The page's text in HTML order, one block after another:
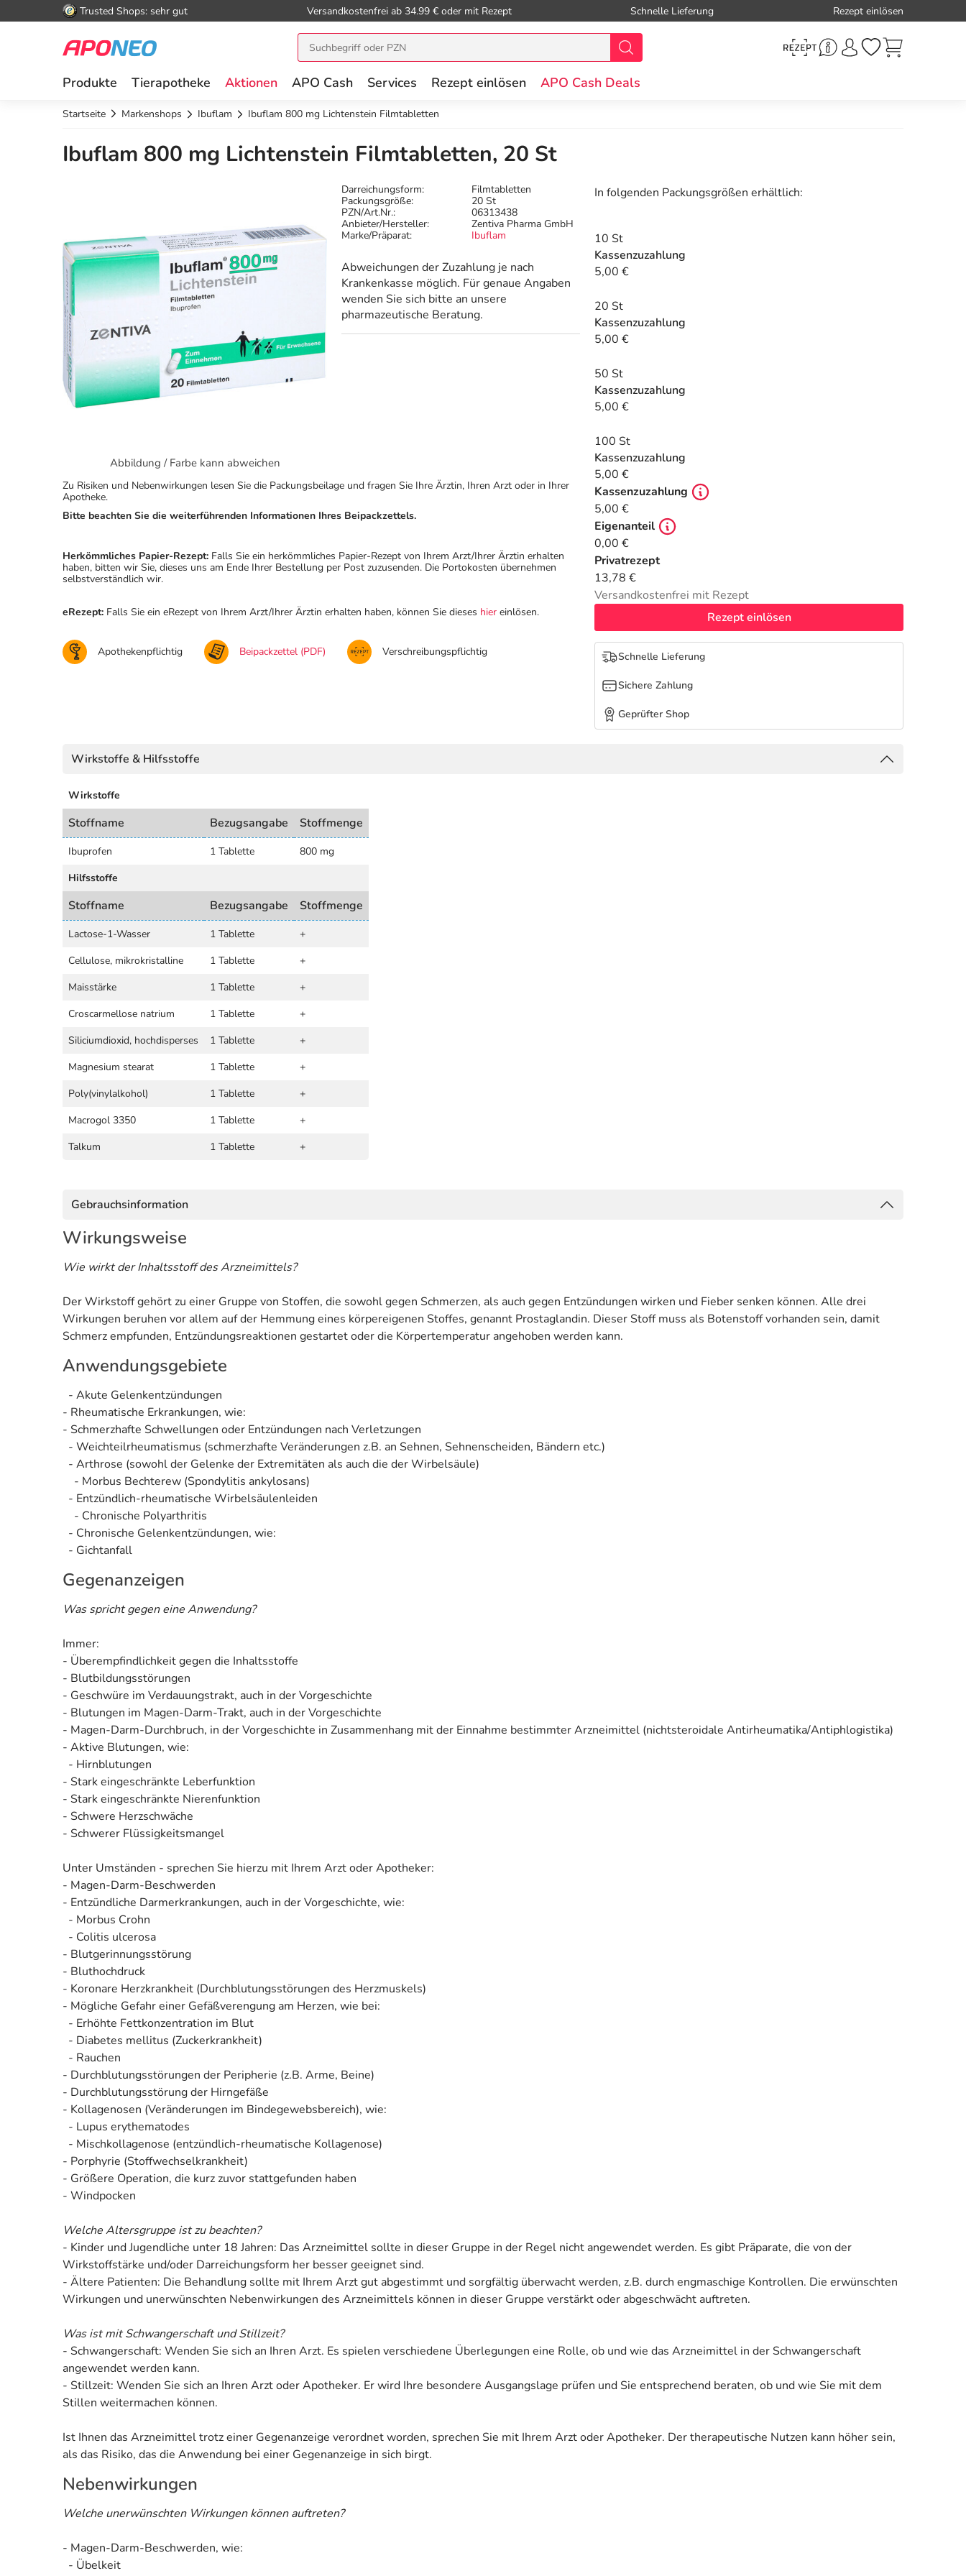
Trusted Shops: sehr gut Versandkostenfrei ab 34.99 € oder mit Rezept Schnelle Lieferung Rezept einlösen
Produkte Tierapotheke Aktionen APO Cash Services Rezept einlösen APO Cash Deals
Startseite Markenshops Ibuflam Ibuflam 800 mg Lichtenstein Filmtabletten
Ibuflam 800 mg Lichtenstein Filmtabletten, 20 St
Abbildung / Farbe kann abweichen
Darreichungsform:
Filmtabletten
Packungsgröße:
20 St
PZN/Art.Nr.:
06313438
Anbieter/Hersteller:
Zentiva Pharma GmbH
Marke/Präparat:
Ibuflam
Abweichungen der Zuzahlung je nach
Krankenkasse möglich. Für genaue Angaben
wenden Sie sich bitte an unsere
pharmazeutische Beratung.
In folgenden Packungsgrößen erhältlich:
10 St
Kassenzuzahlung
5,00 €
20 St
Kassenzuzahlung
5,00 €
50 St
Kassenzuzahlung
5,00 €
100 St
Kassenzuzahlung
5,00 €
Kassenzuzahlung
5,00 €
Eigenanteil
0,00 €
Privatrezept
13,78 €
Versandkostenfrei mit Rezept
Rezept einlösen
Schnelle Lieferung
Sichere Zahlung
Geprüfter Shop
Zu Risiken und Nebenwirkungen lesen Sie die Packungsbeilage und fragen Sie Ihre Ärztin, Ihren Arzt oder in Ihrer
Apotheke.
Bitte beachten Sie die weiterführenden Informationen Ihres Beipackzettels.
Herkömmliches Papier-Rezept: Falls Sie ein herkömmliches Papier-Rezept von Ihrem Arzt/Ihrer Ärztin erhalten
haben, bitten wir Sie, dieses uns am Ende Ihrer Bestellung per Post zuzusenden. Die Portokosten übernehmen
selbstverständlich wir.
eRezept: Falls Sie ein eRezept von Ihrem Arzt/Ihrer Ärztin erhalten haben, können Sie dieses hier einlösen.
Apothekenpflichtig Beipackzettel (PDF) Verschreibungspflichtig
Wirkstoffe & Hilfsstoffe
Wirkstoffe
Stoffname Bezugsangabe Stoffmenge
Ibuprofen 1 Tablette
800 mg
Hilfsstoffe
Stoffname Bezugsangabe Stoffmenge
Lactose-1-Wasser 1 Tablette
+
Cellulose, mikrokristalline
1 Tablette
+
Maisstärke
1 Tablette
+
Croscarmellose natrium
1 Tablette
+
Siliciumdioxid, hochdisperses
1 Tablette
+
Magnesium stearat
1 Tablette
+
Poly(vinylalkohol)
1 Tablette
+
Macrogol 3350
1 Tablette
+
Talkum
1 Tablette +
Gebrauchsinformation
Wirkungsweise
Wie wirkt der Inhaltsstoff des Arzneimittels?
Der Wirkstoff gehört zu einer Gruppe von Stoffen, die sowohl gegen Schmerzen, als auch gegen Entzündungen wirken und Fieber senken können. Alle drei
Wirkungen beruhen vor allem auf der Hemmung eines körpereigenen Stoffes, genannt Prostaglandin. Dieser Stoff muss als Botenstoff vorhanden sein, damit
Schmerz empfunden, Entzündungsreaktionen gestartet oder die Körpertemperatur angehoben werden kann.
Anwendungsgebiete
- Akute Gelenkentzündungen
- Rheumatische Erkrankungen, wie:
- Schmerzhafte Schwellungen oder Entzündungen nach Verletzungen
- Weichteilrheumatismus (schmerzhafte Veränderungen z.B. an Sehnen, Sehnenscheiden, Bändern etc.)
- Arthrose (sowohl der Gelenke der Extremitäten als auch die der Wirbelsäule)
- Morbus Bechterew (Spondylitis ankylosans)
- Entzündlich-rheumatische Wirbelsäulenleiden
- Chronische Polyarthritis
- Chronische Gelenkentzündungen, wie:
- Gichtanfall
Gegenanzeigen
Was spricht gegen eine Anwendung?
Immer:
- Überempfindlichkeit gegen die Inhaltsstoffe
- Blutbildungsstörungen
- Geschwüre im Verdauungstrakt, auch in der Vorgeschichte
- Blutungen im Magen-Darm-Trakt, auch in der Vorgeschichte
- Magen-Darm-Durchbruch, in der Vorgeschichte in Zusammenhang mit der Einnahme bestimmter Arzneimittel (nichtsteroidale Antirheumatika/Antiphlogistika)
- Aktive Blutungen, wie:
- Hirnblutungen
- Stark eingeschränkte Leberfunktion
- Stark eingeschränkte Nierenfunktion
- Schwere Herzschwäche
- Schwerer Flüssigkeitsmangel
Unter Umständen - sprechen Sie hierzu mit Ihrem Arzt oder Apotheker:
- Magen-Darm-Beschwerden
- Entzündliche Darmerkrankungen, auch in der Vorgeschichte, wie:
- Morbus Crohn
- Colitis ulcerosa
- Blutgerinnungsstörung
- Bluthochdruck
- Koronare Herzkrankheit (Durchblutungsstörungen des Herzmuskels)
- Mögliche Gefahr einer Gefäßverengung am Herzen, wie bei:
- Erhöhte Fettkonzentration im Blut
- Diabetes mellitus (Zuckerkrankheit)
- Rauchen
- Durchblutungsstörungen der Peripherie (z.B. Arme, Beine)
- Durchblutungsstörung der Hirngefäße
- Kollagenosen (Veränderungen im Bindegewebsbereich), wie:
- Lupus erythematodes
- Mischkollagenose (entzündlich-rheumatische Kollagenose)
- Porphyrie (Stoffwechselkrankheit)
- Größere Operation, die kurz zuvor stattgefunden haben
- Windpocken
Welche Altersgruppe ist zu beachten?
- Kinder und Jugendliche unter 18 Jahren: Das Arzneimittel sollte in dieser Gruppe in der Regel nicht angewendet werden. Es gibt Präparate, die von der
Wirkstoffstärke und/oder Darreichungsform her besser geeignet sind.
- Ältere Patienten: Die Behandlung sollte mit Ihrem Arzt gut abgestimmt und sorgfältig überwacht werden, z.B. durch engmaschige Kontrollen. Die erwünschten
Wirkungen und unerwünschten Nebenwirkungen des Arzneimittels können in dieser Gruppe verstärkt oder abgeschwächt auftreten.
Was ist mit Schwangerschaft und Stillzeit?
- Schwangerschaft: Wenden Sie sich an Ihren Arzt. Es spielen verschiedene Überlegungen eine Rolle, ob und wie das Arzneimittel in der Schwangerschaft
angewendet werden kann.
- Stillzeit: Wenden Sie sich an Ihren Arzt oder Apotheker. Er wird Ihre besondere Ausgangslage prüfen und Sie entsprechend beraten, ob und wie Sie mit dem
Stillen weitermachen können.
Ist Ihnen das Arzneimittel trotz einer Gegenanzeige verordnet worden, sprechen Sie mit Ihrem Arzt oder Apotheker. Der therapeutische Nutzen kann höher sein,
als das Risiko, das die Anwendung bei einer Gegenanzeige in sich birgt.
Nebenwirkungen
Welche unerwünschten Wirkungen können auftreten?
- Magen-Darm-Beschwerden, wie:
- Übelkeit